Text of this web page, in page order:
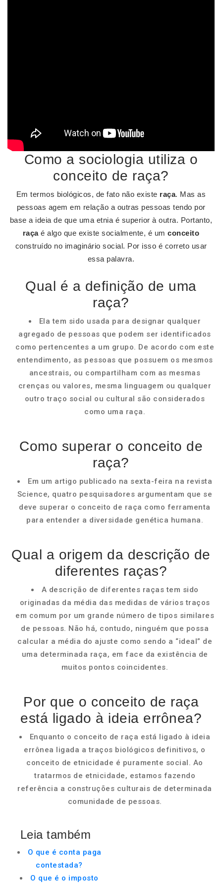
Como a sociologia utiliza o
conceito de raça?
Em termos biológicos, de fato não existe raça. Mas as
pessoas agem em relação a outras pessoas tendo por
base a ideia de que uma etnia é superior à outra. Portanto,
raçaé algo que existe socialmente, é umconceito
construído no imaginário social. Por isso é correto usar
essa palavra.
Qual é a definição de uma
raça?
Ela tem sido usada para designar qualquer
agregado de pessoas que podem ser identificados
como pertencentes a um grupo. De acordo com este
entendimento, as pessoas que possuem os mesmos
ancestrais, ou compartilham com as mesmas
crenças ou valores, mesma linguagem ou qualquer
outro traço social ou cultural são considerados
como uma raça.
Como superar o conceito de
raça?
Em um artigo publicado na sexta-feira na revista
Science, quatro pesquisadores argumentam que se
deve superar o conceito de raça como ferramenta
para entender a diversidade genética humana.
Qual a origem da descrição de
diferentes raças?
A descrição de diferentes raças tem sido
originadas da média das medidas de vários traços
em comum por um grande número de tipos similares
de pessoas. Não há, contudo, ninguém que possa
calcular a média do ajuste como sendo a “ideal” de
uma determinada raça, em face da existência de
muitos pontos coincidentes.
Por que o conceito de raça
está ligado à ideia errônea?
Enquanto o conceito de raça está ligado à ideia
errônea ligada a traços biológicos definitivos, o
conceito de etnicidade é puramente social. Ao
tratarmos de etnicidade, estamos fazendo
referência a construções culturais de determinada
comunidade de pessoas.
Leia também
O que é conta paga
contestada?
O que é o imposto